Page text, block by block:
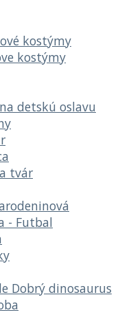
kostýmy
kostýmy
detskú oslavu
tvár
- Futbal
Dobrý dinosaurus